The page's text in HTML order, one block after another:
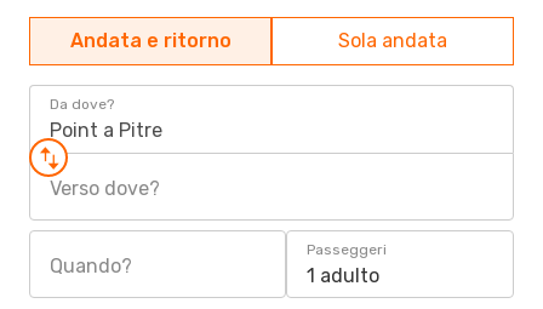
Andata e ritorno Sola andata
Da dove?
Point a Pitre
Verso dove?
Quando?
Passeggeri
1 adulto